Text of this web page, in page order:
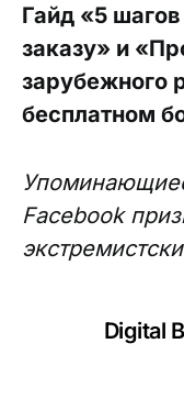
Гайд «5
заказу» и
зарубежного
бесплатном
Facebook
Digital